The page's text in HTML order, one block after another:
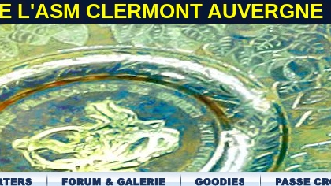
L'ASM CLERMONT AUVERGNE